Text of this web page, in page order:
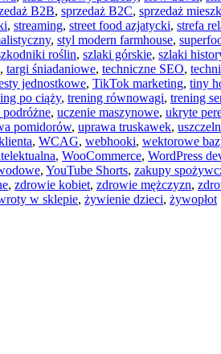
B2B, sprzedaż B2C, sprzedaż
, streaming, street food azjatycki, strefa
, styl modern farmhouse,
roślin, szlaki górskie, szlaki
, targi śniadaniowe, techniczne SEO,
jednostkowe, TikTok marketing, tiny
po ciąży, trening równowagi, trening
podróżne, uczenie maszynowe, ukryte
pomidorów, uprawa truskawek,
, WCAG, webhooki, wektorowe
, WooCommerce, WordPress
, YouTube Shorts, zakupy
, zdrowie kobiet, zdrowie mężczyzn,
w sklepie, żywienie dzieci, żywopłot